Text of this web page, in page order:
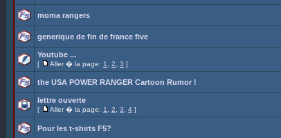
moma rangers
generique de fin de france five
Youtube ...
[ Aller � la page: 1 2 3 ]
the USA POWER RANGER Cartoon Rumor !
lettre ouverte
[ Aller � la page: 1 2 3 4 ]
Pour les t-shirts F5?